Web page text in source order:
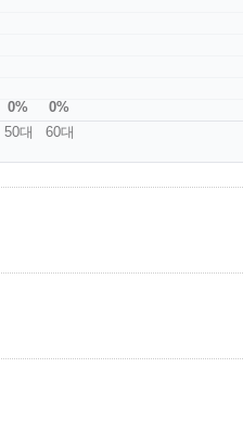
0%
50대
0%
60대